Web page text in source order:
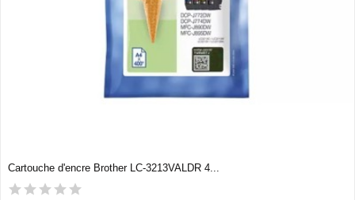
Cartouche d'encre Brother LC-3213VALDR 4...